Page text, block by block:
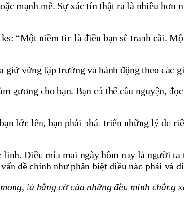
mạnh mẽ. Sự xác tín thật ra là nhiều hơn
“Một niềm tin là điều bạn sẽ tranh cãi.
giữ vững lập trường và hành động theo các
gương cho bạn. Bạn có thể cầu nguyện,
lớn lên, bạn phải phát triển những lý do
Điều mỉa mai ngày hôm nay là người ta
đề chính như phân biệt điều nào phải và
là bằng cớ của những đều mình chẳng